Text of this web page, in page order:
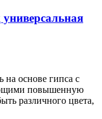
на основе гипса с
повышенную
различного цвета,